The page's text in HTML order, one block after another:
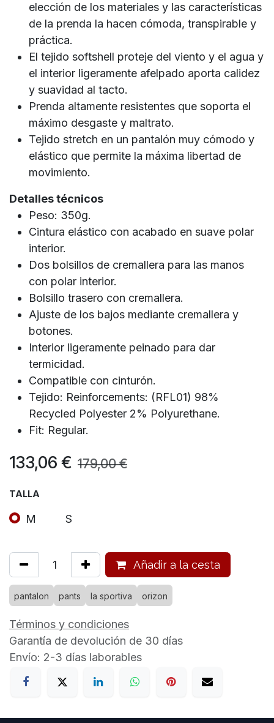
elección de los materiales y las características
de la prenda la hacen cómoda, transpirable y
práctica.
El tejido softshell proteje del viento y el agua y
el interior ligeramente afelpado aporta calidez
y suavidad al tacto.
Prenda altamente resistentes que soporta el
máximo desgaste y maltrato.
Tejido stretch en un pantalón muy cómodo y
elástico que permite la máxima libertad de
movimiento.
Detalles técnicos
Peso: 350g.
Cintura elástico con acabado en suave polar
interior.
Dos bolsillos de cremallera para las manos
con polar interior.
Bolsillo trasero con cremallera.
Ajuste de los bajos mediante cremallera y
botones.
Interior ligeramente peinado para dar
termicidad.
Compatible con cinturón.
Tejido: Reinforcements: (RFL01) 98%
Recycled Polyester 2% Polyurethane.
Fit: Regular.
133,06 € 179,00€
TALLA
M S
Añadir a la cesta
pantalon pants la sportiva orizon
Términos y condiciones
Garantía de devolución de 30 días
Envío: 2-3 días laborables